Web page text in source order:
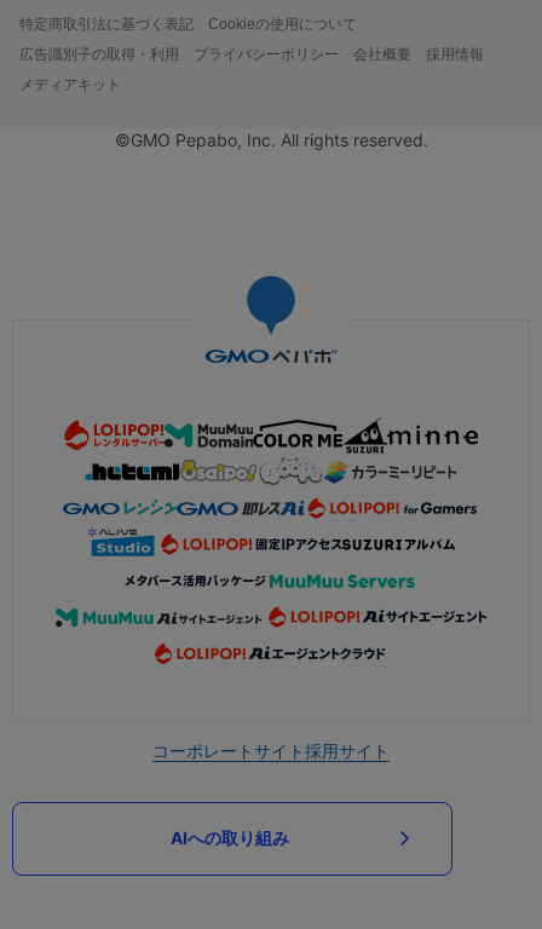
特定商取引法に基づく表記
Cookieの使用について
広告識別子の取得・利用
プライバシーポリシー 会社概要
採用情報
メディアキット
©GMO Pepabo, Inc. All rights reserved.
コーポレートサイト採用サイト
AIへの取り組み